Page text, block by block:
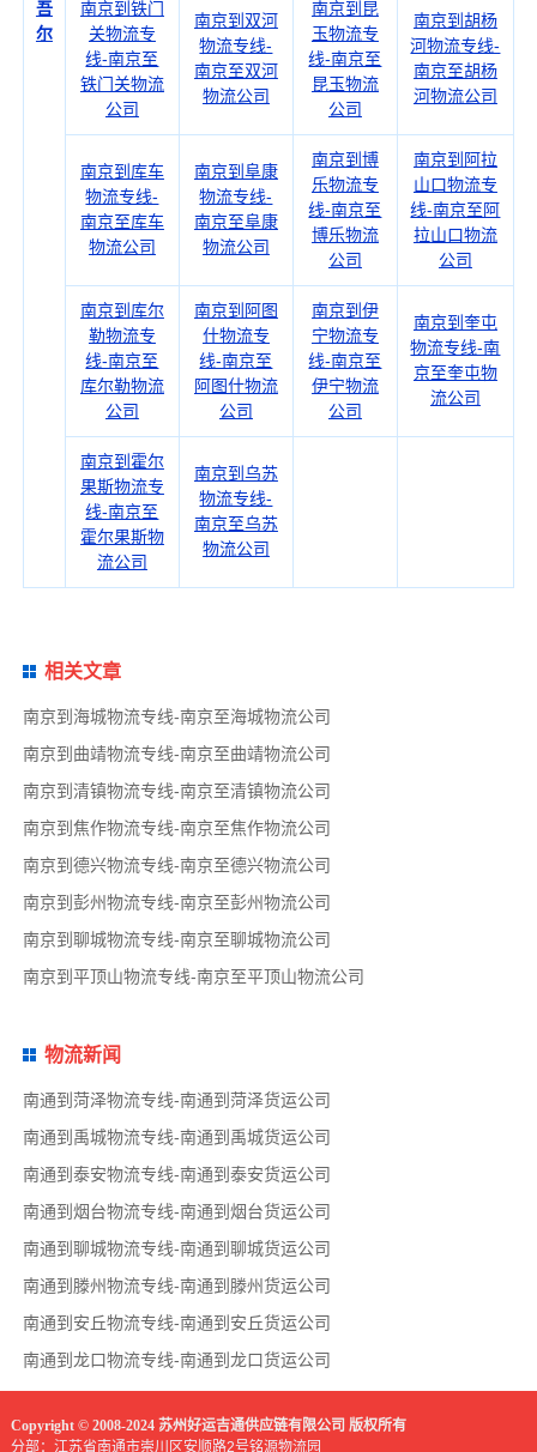
吾
尔
南京到铁门
关物流专
线-南京至
铁门关物流
公司
南京到双河
物流专线-
南京至双河
物流公司
南京到昆
玉物流专
线-南京至
昆玉物流
公司
南京到胡杨
河物流专线-
南京至胡杨
河物流公司
南京到库车
物流专线-
南京至库车
物流公司
南京到阜康
物流专线-
南京至阜康
物流公司
南京到博
乐物流专
线-南京至
博乐物流
公司
南京到阿拉
山口物流专
线-南京至阿
拉山口物流
公司
南京到库尔
勒物流专
线-南京至
库尔勒物流
公司
南京到阿图
什物流专
线-南京至
阿图什物流
公司
南京到伊
宁物流专
线-南京至
伊宁物流
公司
南京到奎屯
物流专线-南
京至奎屯物
流公司
南京到霍尔
果斯物流专
线-南京至
霍尔果斯物
流公司
南京到乌苏
物流专线-
南京至乌苏
物流公司
相关文章
南京到海城物流专线-南京至海城物流公司
南京到曲靖物流专线-南京至曲靖物流公司
南京到清镇物流专线-南京至清镇物流公司
南京到焦作物流专线-南京至焦作物流公司
南京到德兴物流专线-南京至德兴物流公司
南京到彭州物流专线-南京至彭州物流公司
南京到聊城物流专线-南京至聊城物流公司
南京到平顶山物流专线-南京至平顶山物流公司
物流新闻
南通到菏泽物流专线-南通到菏泽货运公司
南通到禹城物流专线-南通到禹城货运公司
南通到泰安物流专线-南通到泰安货运公司
南通到烟台物流专线-南通到烟台货运公司
南通到聊城物流专线-南通到聊城货运公司
南通到滕州物流专线-南通到滕州货运公司
南通到安丘物流专线-南通到安丘货运公司
南通到龙口物流专线-南通到龙口货运公司
Copyright © 2008-2024 苏州好运吉通供应链有限公司 版权所有
分部：江苏省南通市崇川区安顺路2号铭源物流园